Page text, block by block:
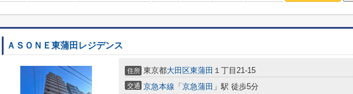
ＡＳＯＮＥ東蒲田レジデンス
住所 東京都大田区東蒲田 １丁目21-15
交通 京急本線 「 京急蒲田 」駅 徒歩5分